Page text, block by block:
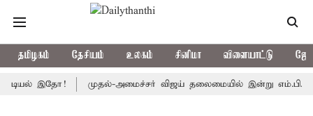
தமிழகம் தேசியம் உலகம் சினிமா விளையாட்டு
இதோ! முதல்-அமைச்சர் விஜய் தலைமையில் இன்று எம்.பி.க்கள்